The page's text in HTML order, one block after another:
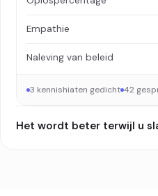
Empathie
Naleving van beleid
3 kennishiaten gedicht 42
Het wordt beter terwijl u